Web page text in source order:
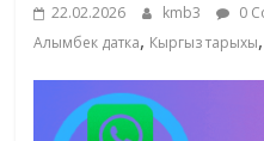
22.02.2026 kmb3 0
Алымбек датка, Кыргыз тарыхы